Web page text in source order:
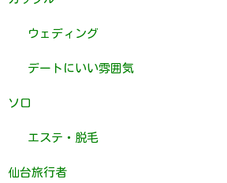
ウェディング
デートにいい雰囲気
ソロ
エステ・脱毛
仙台旅行者